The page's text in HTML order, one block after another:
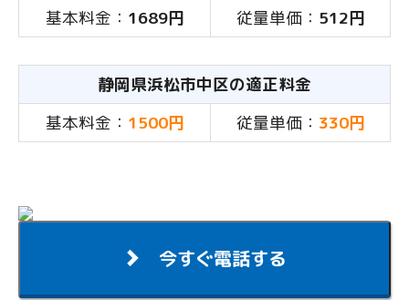
基本料金： 1689円 従量単価： 512円
静岡県浜松市中区の適正料金
基本料金： 1500円 従量単価： 330円
今すぐ電話する